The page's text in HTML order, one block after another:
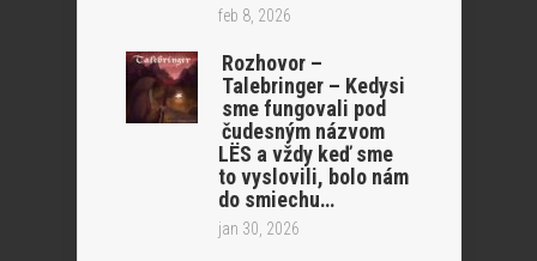
feb 8, 2026
Rozhovor –
Talebringer – Kedysi
sme fungovali pod
čudesným názvom
LËS a vždy keď sme
to vyslovili, bolo nám
do smiechu…
jan 30, 2026